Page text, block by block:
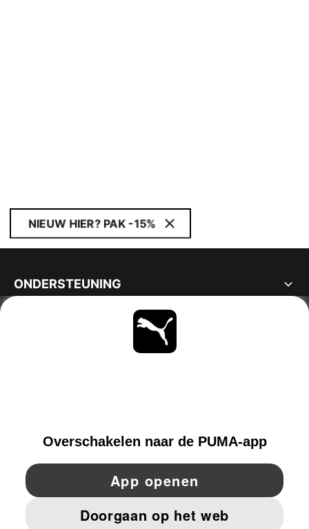
NIEUW HIER? PAK -15%
ONDERSTEUNING
YouTube Twitter
BEDRIJFSGEGEVENS EN JURIDISCHE GEGEVENS